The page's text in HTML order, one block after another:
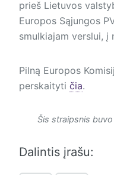
prieš Lietuvos
Europos Sąjungos
smulkiajam verslui, į
Pilną Europos
perskaityti čia.
Šis straipsnis
Dalintis įrašu: